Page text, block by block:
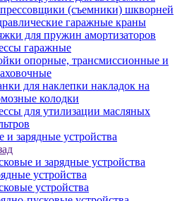
(съемники) шкворней
гаражные краны
для пружин амортизаторов
гаражные
опорные, трансмиссионные и
для наклепки накладок на
колодки
для утилизации масляных
и зарядные устройства
и зарядные устройства
устройства
устройства